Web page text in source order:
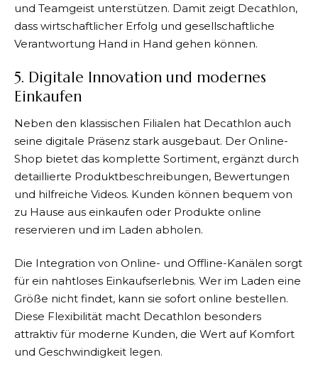
und Teamgeist unterstützen. Damit zeigt Decathlon,
dass wirtschaftlicher Erfolg und gesellschaftliche
Verantwortung Hand in Hand gehen können.
5. Digitale Innovation und modernes
Einkaufen
Neben den klassischen Filialen hat Decathlon auch
seine digitale Präsenz stark ausgebaut. Der Online-
Shop bietet das komplette Sortiment, ergänzt durch
detaillierte Produktbeschreibungen, Bewertungen
und hilfreiche Videos. Kunden können bequem von
zu Hause aus einkaufen oder Produkte online
reservieren und im Laden abholen.
Die Integration von Online- und Offline-Kanälen sorgt
für ein nahtloses Einkaufserlebnis. Wer im Laden eine
Größe nicht findet, kann sie sofort online bestellen.
Diese Flexibilität macht Decathlon besonders
attraktiv für moderne Kunden, die Wert auf Komfort
und Geschwindigkeit legen.